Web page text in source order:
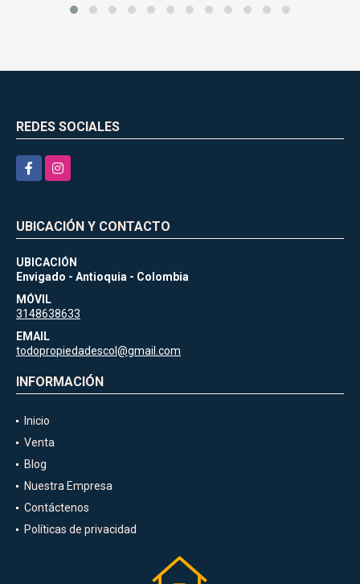
REDES SOCIALES
FacebookInstagram
UBICACIÓN
Envigado - Antioquia - Colombia
MÓVIL
3148638633
EMAIL
todopropiedadescol@gmail.com
Inicio
Venta
Blog
Nuestra Empresa
Contáctenos